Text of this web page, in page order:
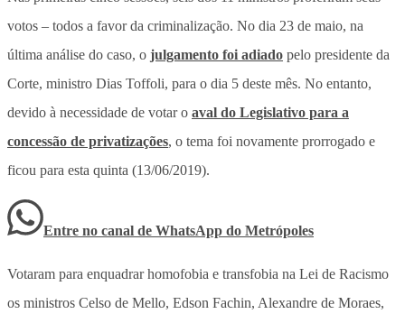
votos – todos a favor da criminalização. No dia 23 de maio, na
última análise do caso, o julgamento foi adiado pelo presidente da
Corte, ministro Dias Toffoli, para o dia 5 deste mês. No entanto,
devido à necessidade de votar o aval do Legislativo para a
concessão de privatizações, o tema foi novamente prorrogado e
ficou para esta quinta (13/06/2019).
Entre no canal de WhatsApp do Metrópoles
Votaram para enquadrar homofobia e transfobia na Lei de Racismo
os ministros Celso de Mello, Edson Fachin, Alexandre de Moraes,